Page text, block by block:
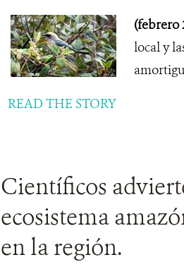
(febrero
local y
READ THE STORY
Científicos
ecosistema
en la región.